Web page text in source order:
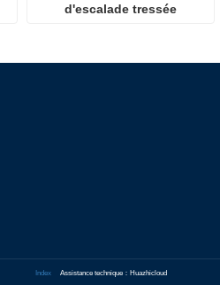
d'escalade tressée
Assistance technique：Huazhicloud
Index